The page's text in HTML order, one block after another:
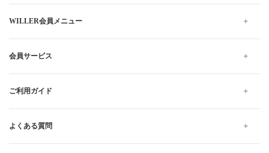
WILLER会員メニュー
会員サービス
ご利用ガイド
よくある質問